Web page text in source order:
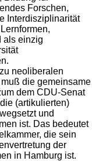
Forschen,
Interdisziplinarität
als einzig
neoliberalen
die gemeinsame
dem CDU-Senat
(artikulierten)
und
ist. Das bedeutet
die sein
der
in Hamburg ist.